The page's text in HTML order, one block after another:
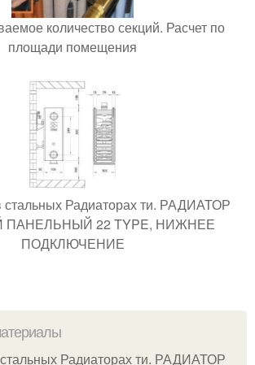
количество секций. Расчет по
площади помещения
Радиаторах ти. РАДИАТОР
ПАНЕЛЬНЫЙ 22 TYPE, НИЖНЕЕ
ПОДКЛЮЧЕНИЕ
Радиаторах ти. РАДИАТОР